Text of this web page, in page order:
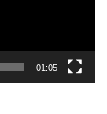
01:05